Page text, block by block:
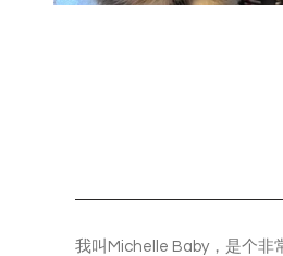
我叫Michelle Baby，是个非